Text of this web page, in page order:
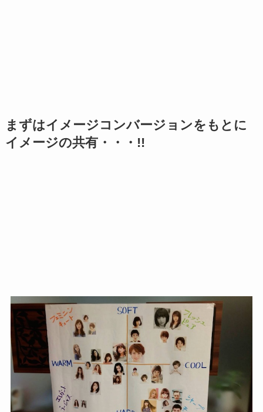
まずはイメージコンバージョンをもとに
イメージの共有・・・!!